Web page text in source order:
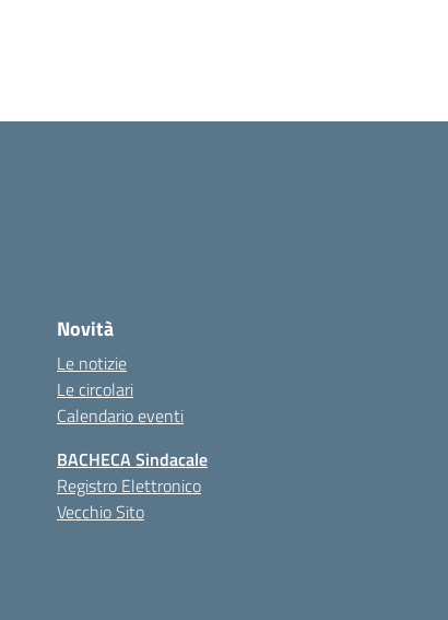
Novità
Le notizie
Le circolari
Calendario eventi
BACHECA Sindacale
Registro Elettronico
Vecchio Sito